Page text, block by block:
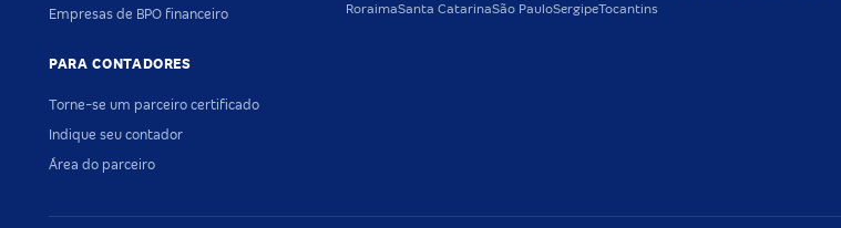
Empresas de BPO financeiro
PARA CONTADORES
Torne-se um parceiro certificado
Indique seu contador
Área do parceiro
RoraimaSanta CatarinaSão PauloSergipeTocantins